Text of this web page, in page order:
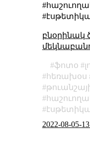
բնօրինակ
ֆոտօ
հեռախօս
2022-08-05-